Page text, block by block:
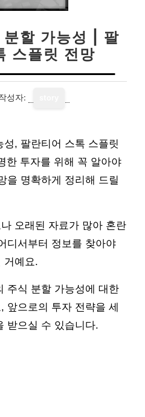
분할 가능성 | 팔
스플릿 전망
성자:
, 팔란티어 스톡 스플릿
한 투자를 위해 꼭 알아야
을 명확하게 정리해 드릴
오래된 자료가 많아 혼란
디서부터 정보를 찾아야
거예요.
주식 분할 가능성에 대한
앞으로의 투자 전략을 세
받으실 수 있습니다.